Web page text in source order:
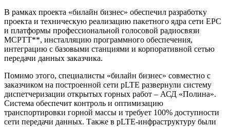
В рамках проекта «билайн бизнес» обеспечил разработку
проекта и техническую реализацию пакетного ядра сети EPС
и платформы профессиональной голосовой радиосвязи
МСРТТ**, инсталляцию программного обеспечения,
интеграцию с базовыми станциями и корпоративной сетью
передачи данных заказчика.
Помимо этого, специалисты «билайн бизнес» совместно с
заказчиком на построенной сети pLTE развернули систему
диспетчеризации открытых горных работ – АСД «Полина».
Система обеспечит контроль и оптимизацию
транспортировки горной массы и требует 100% доступности
сети передачи данных. Также в pLTE-инфраструктуру были